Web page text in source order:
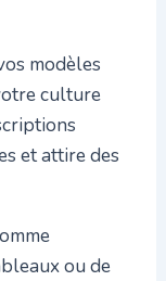
modèles
culture
et attire des
ou de